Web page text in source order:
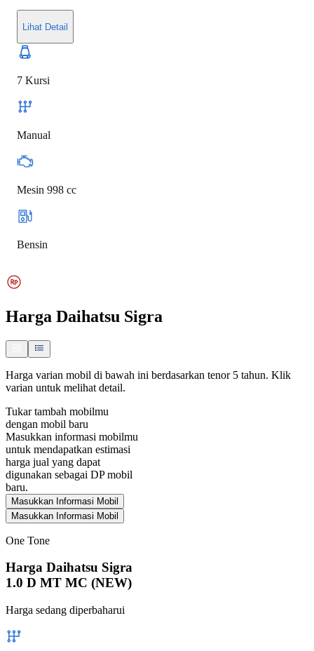
Lihat Detail
7 Kursi
Manual
Mesin 998 cc
Bensin
Harga Daihatsu Sigra
Harga varian mobil di bawah ini berdasarkan tenor 5 tahun. Klik
varian untuk melihat detail.
Tukar tambah mobilmu
dengan mobil baru
Masukkan informasi mobilmu
untuk mendapatkan estimasi
harga jual yang dapat
digunakan sebagai DP mobil
baru.
Masukkan Informasi Mobil
Masukkan Informasi Mobil
One Tone
Harga Daihatsu Sigra
1.0 D MT MC (NEW)
Harga sedang diperbaharui